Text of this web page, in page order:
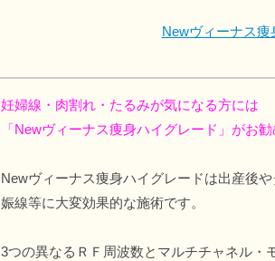
Newヴィーナス痩
妊婦線・肉割れ・たるみが気になる方には
「Newヴィーナス痩身ハイグレード」がお勧
Newヴィーナス痩身ハイグレードは出産後
娠線等に大変効果的な施術です。
3つの異なるＲＦ周波数とマルチチャネル・